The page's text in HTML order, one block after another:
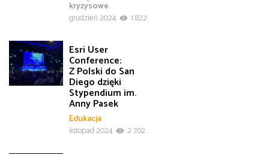
kryzysowe
grudzień 2024
1 822
Esri User
Conference:
Z Polski do San
Diego dzięki
Stypendium im.
Anny Pasek
Edukacja
listopad 2024
2 702